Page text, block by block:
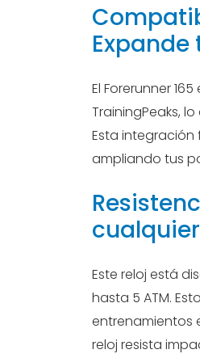
El Forerunner
TrainingPeaks,
Esta
ampliando tus
Este reloj está
hasta 5 ATM.
entrenamientos
reloj resista